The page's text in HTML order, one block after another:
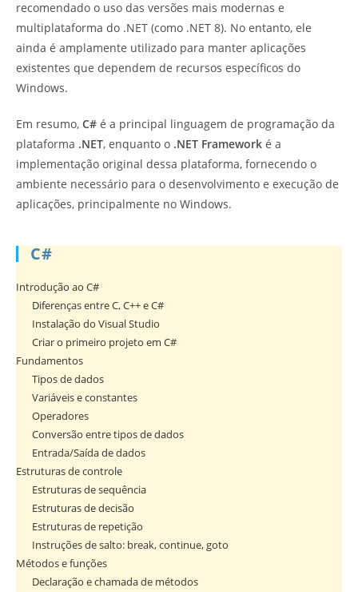
recomendado o uso das versões mais modernas e
multiplataforma do .NET (como .NET 8). No entanto, ele
ainda é amplamente utilizado para manter aplicações
existentes que dependem de recursos específicos do
Windows.
Em resumo, C# é a principal linguagem de programação da
plataforma .NET, enquanto o .NET Framework é a
implementação original dessa plataforma, fornecendo o
ambiente necessário para o desenvolvimento e execução de
aplicações, principalmente no Windows.
C#
Introdução ao C#
Diferenças entre C, C++ e C#
Instalação do Visual Studio
Criar o primeiro projeto em C#
Fundamentos
Tipos de dados
Variáveis e constantes
Operadores
Conversão entre tipos de dados
Entrada/Saída de dados
Estruturas de controle
Estruturas de sequência
Estruturas de decisão
Estruturas de repetição
Instruções de salto: break, continue, goto
Métodos e funções
Declaração e chamada de métodos